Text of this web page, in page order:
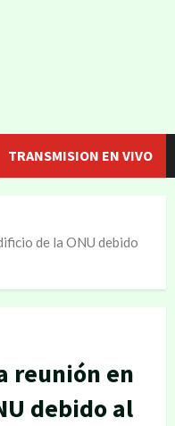
TRANSMISION EN VIVO
de la ONU debido
reunión en
debido al